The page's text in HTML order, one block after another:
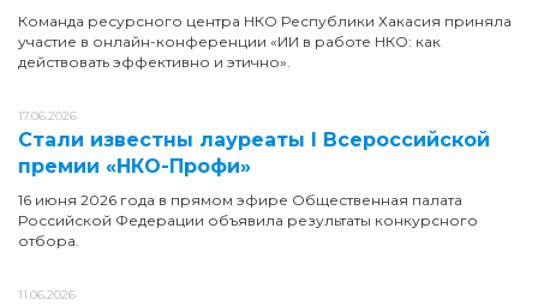
Команда ресурсного центра НКО Республики Хакасия приняла
участие в онлайн-конференции «ИИ в работе НКО: как
действовать эффективно и этично».
17.06.2026
Стали известны лауреаты I Всероссийской
премии «НКО-Профи»
16 июня 2026 года в прямом эфире Общественная палата
Российской Федерации объявила результаты конкурсного
отбора.
11.06.2026